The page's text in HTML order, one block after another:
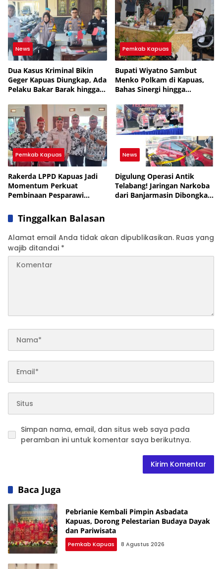
News
Dua Kasus Kriminal Bikin
Geger Kapuas Diungkap, Ada
Pelaku Bakar Barak hingga
Pemkab Kapuas
Bupati Wiyatno Sambut
Menko Polkam di Kapuas,
Bahas Sinergi hingga
Pemkab Kapuas
Rakerda LPPD Kapuas Jadi
Momentum Perkuat
Pembinaan Pesparawi
News
Digulung Operasi Antik
Telabang! Jaringan Narkoba
dari Banjarmasin Dibongkar,
Tinggalkan Balasan
Alamat email Anda tidak akan dipublikasikan. Ruas yang
wajib ditandai *
Simpan nama, email, dan situs web saya pada
peramban ini untuk komentar saya berikutnya.
Baca Juga
Pebrianie Kembali Pimpin Asbadata
Kapuas, Dorong Pelestarian Budaya Dayak
dan Pariwisata
Pemkab Kapuas 8 Agustus 2026